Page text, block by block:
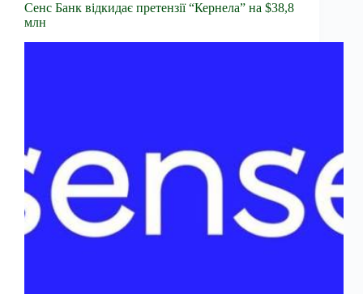
Сенс Банк відкидає претензії “Кернела” на $38,8
млн